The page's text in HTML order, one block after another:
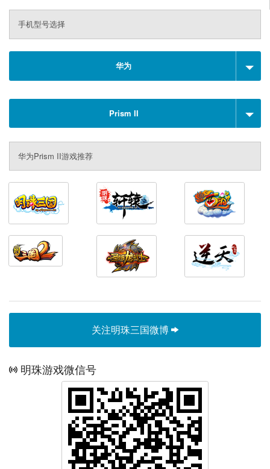
手机型号选择
华为
Prism II
华为Prism II游戏推荐
关注明珠三国微博
明珠游戏微信号